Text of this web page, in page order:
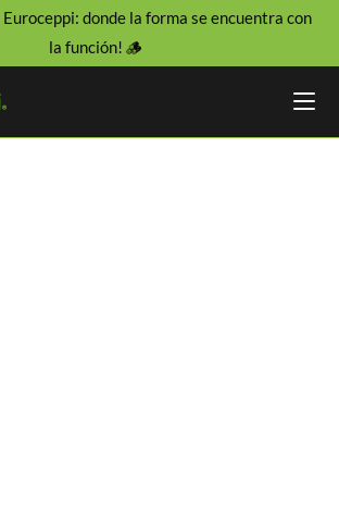
donde la forma se encuentra con
la función! 🪵